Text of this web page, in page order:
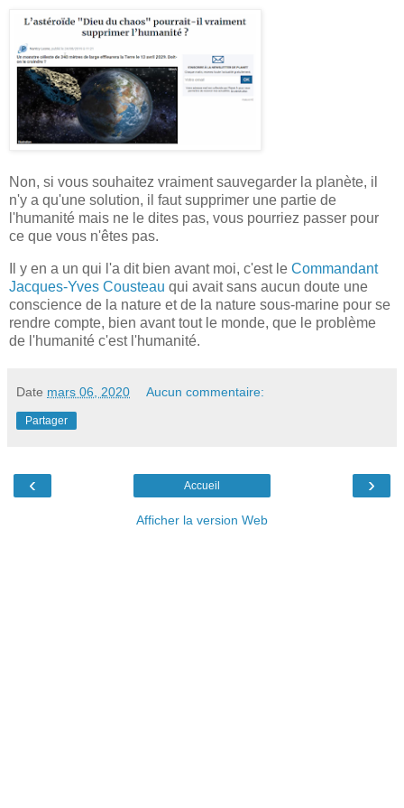
Non, si vous souhaitez vraiment sauvegarder la planète, il
n'y a qu'une solution, il faut supprimer une partie de
l'humanité mais ne le dites pas, vous pourriez passer pour
ce que vous n'êtes pas.
Il y en a un qui l'a dit bien avant moi, c'est le Commandant
Jacques-Yves Cousteau qui avait sans aucun doute une
conscience de la nature et de la nature sous-marine pour se
rendre compte, bien avant tout le monde, que le problème
de l'humanité c'est l'humanité.
Date mars 06, 2020 Aucun commentaire:
Partager
‹ ›
Accueil
Afficher la version Web